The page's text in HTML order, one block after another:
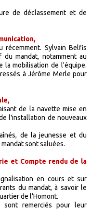
de déclassement et de
récemment. Sylvain Belfis
mandat, notamment au
la mobilisation de l'équipe.
à Jérôme Merle pour
de la navette mise en
l'installation de nouveaux
de la jeunesse et du
sont saluées.
et Compte rendu de la
en cours et sur
du mandat, à savoir le
de l’Homont.
sont remerciés pour leur